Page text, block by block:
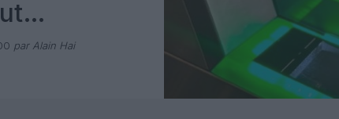
Pax
par Alain Hai